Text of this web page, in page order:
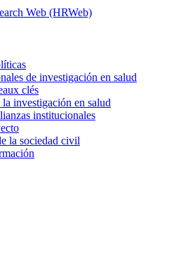
Web (HRWeb)
de investigación en salud
clés
investigación en salud
institucionales
la sociedad civil